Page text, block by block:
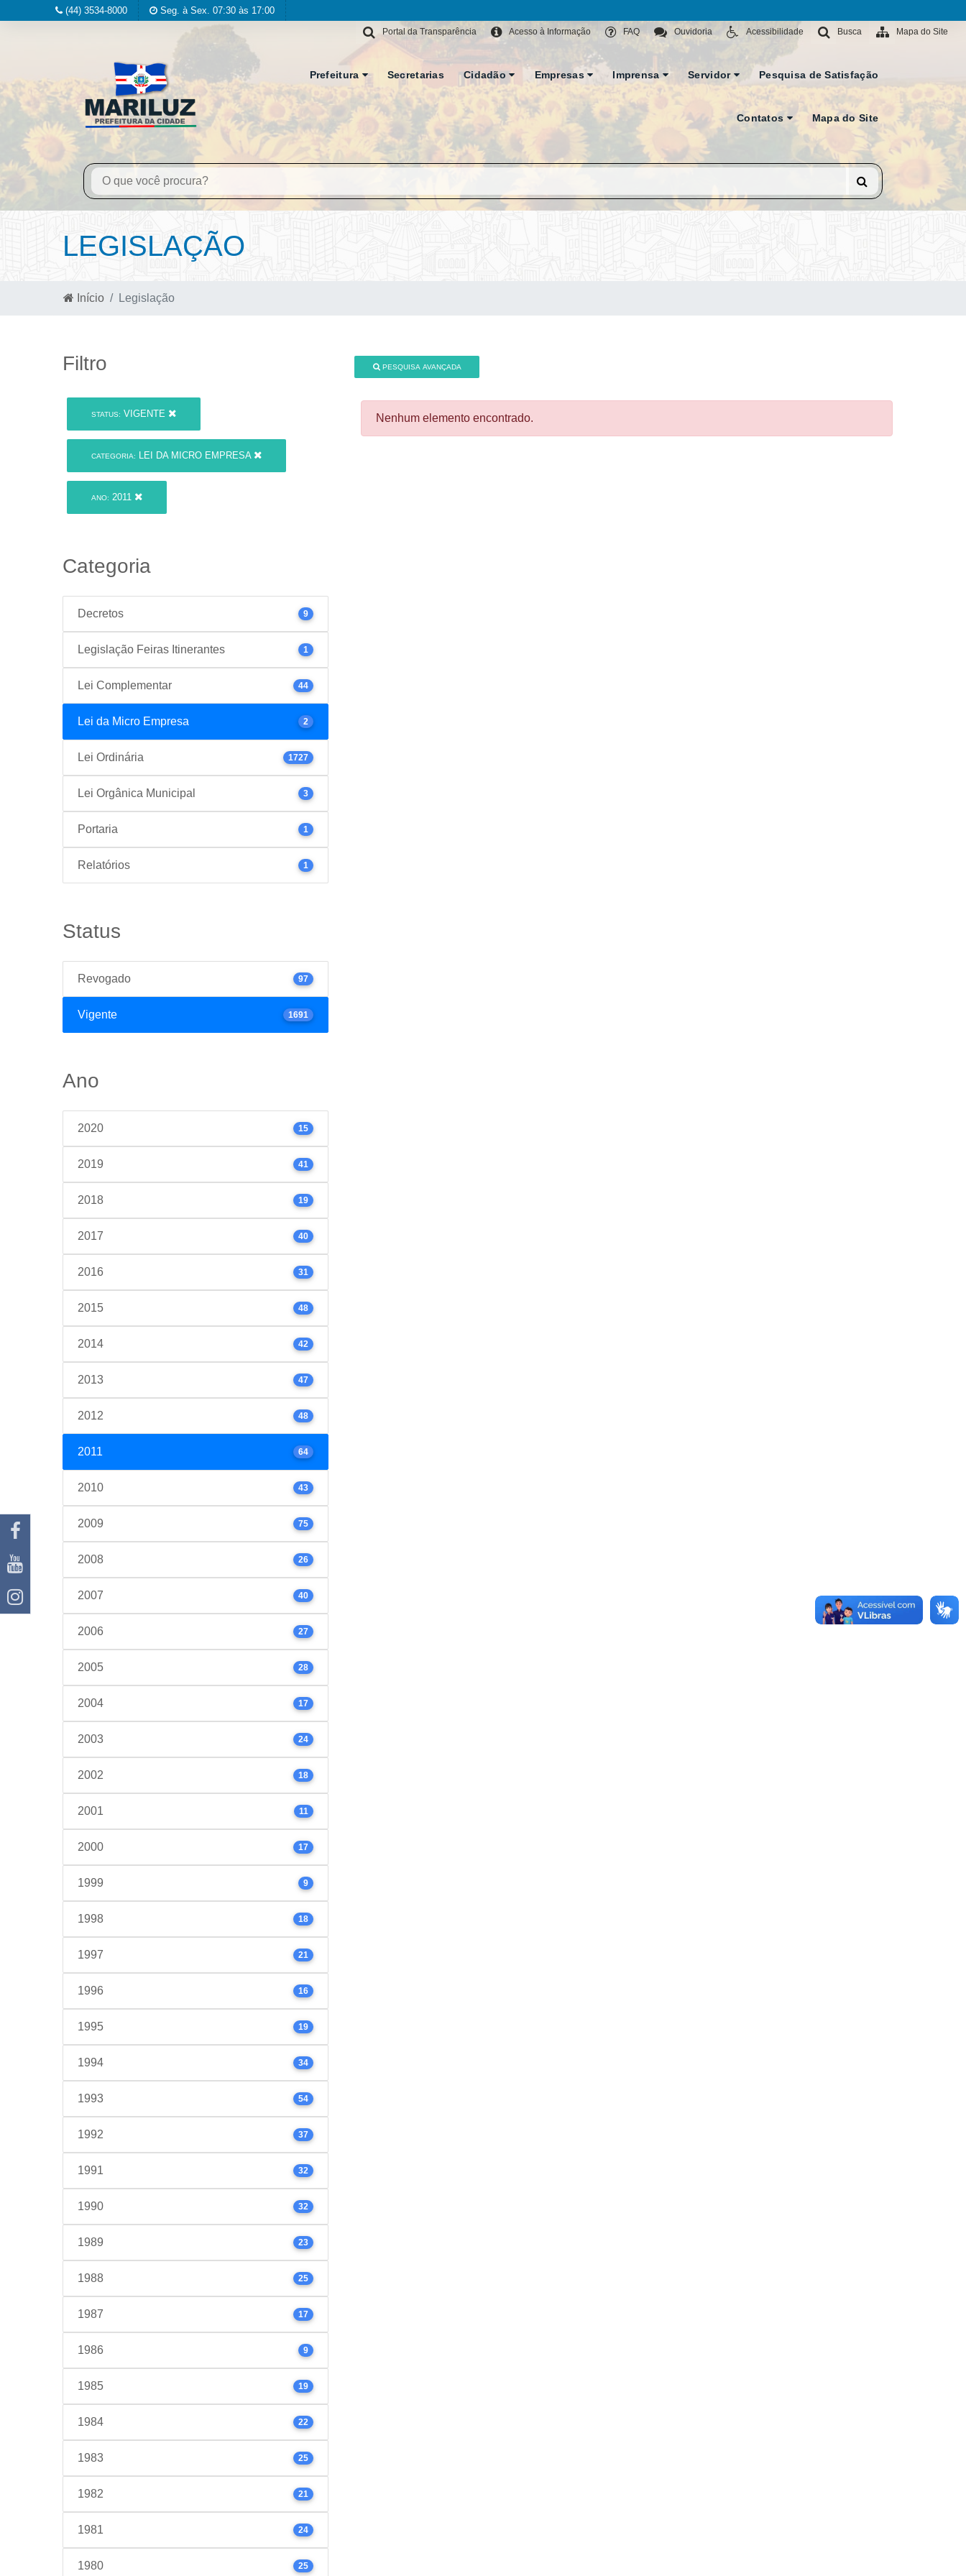
(44) 3534-8000 Seg. à Sex. 07:30 às 17:00
Mapa do Site
Busca
Acessibilidade
Ouvidoria
FAQ
Acesso à Informação
Portal da Transparência
Prefeitura Secretarias Cidadão Empresas Imprensa Servidor Pesquisa de Satisfação
Contatos Mapa do Site
LEGISLAÇÃO
Início Legislação
Filtro
STATUS: VIGENTE
CATEGORIA: LEI DA MICRO EMPRESA
ANO: 2011
Categoria
Decretos 9
Legislação Feiras Itinerantes 1
Lei Complementar 44
Lei da Micro Empresa 2
Lei Ordinária 1727
Lei Orgânica Municipal 3
Portaria 1
Relatórios 1
Status
Revogado 97
Vigente 1691
Ano
2020 15
2019 41
2018 19
2017 40
2016 31
2015 48
2014 42
2013 47
2012 48
2011 64
2010 43
2009 75
2008 26
2007 40
2006 27
2005 28
2004 17
2003 24
2002 18
2001 11
2000 17
1999 9
1998 18
1997 21
1996 16
1995 19
1994 34
1993 54
1992 37
1991 32
1990 32
1989 23
1988 25
1987 17
1986 9
1985 19
1984 22
1983 25
1982 21
1981 24
1980 25
PESQUISA AVANÇADA
Nenhum elemento encontrado.